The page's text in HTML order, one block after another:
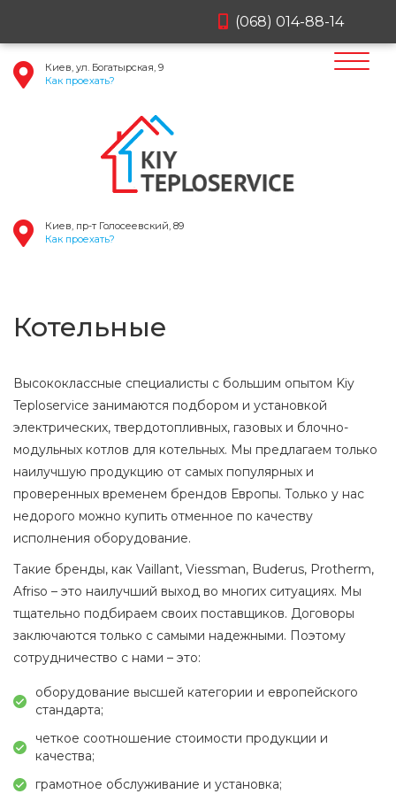
(068) 014-88-14
Киев, ул. Богатырская, 9
Как проехать?
Киев, пр-т Голосеевский, 89
Как проехать?
Котельные
Высококлассные специалисты с большим опытом Kiy
Teploservice занимаются подбором и установкой
электрических, твердотопливных, газовых и блочно-
модульных котлов для котельных. Мы предлагаем только
наилучшую продукцию от самых популярных и
проверенных временем брендов Европы. Только у нас
недорого можно купить отменное по качеству
исполнения оборудование.
Такие бренды, как Vaillant, Viessman, Buderus, Protherm,
Afriso – это наилучший выход во многих ситуациях. Мы
тщательно подбираем своих поставщиков. Договоры
заключаются только с самыми надежными. Поэтому
сотрудничество с нами – это:
оборудование высшей категории и европейского
стандарта;
четкое соотношение стоимости продукции и
качества;
грамотное обслуживание и установка;